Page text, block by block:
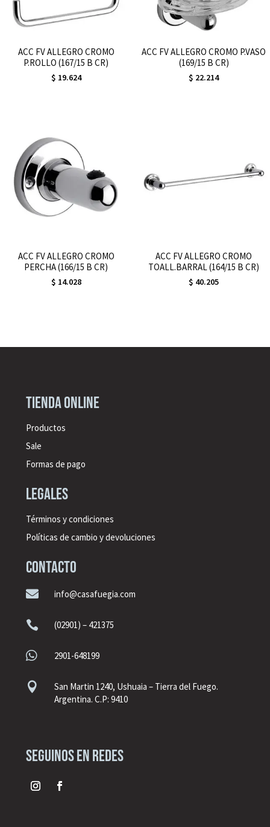
ACC FV ALLEGRO CROMO
P.ROLLO (167/15 B CR)
$ 19.624
ACC FV ALLEGRO CROMO P.VASO
(169/15 B CR)
$ 22.214
ACC FV ALLEGRO CROMO
PERCHA (166/15 B CR)
$ 14.028
ACC FV ALLEGRO CROMO
TOALL.BARRAL (164/15 B CR)
$ 40.205
Tienda online
Productos
Sale
Formas de pago
legales
Términos y condiciones
Políticas de cambio y devoluciones
CONTACTO
 info@casafuegia.com
 (02901) – 421375
 2901-648199

San Martin 1240, Ushuaia – Tierra del Fuego.
Argentina. C.P: 9410
seguinos en redes